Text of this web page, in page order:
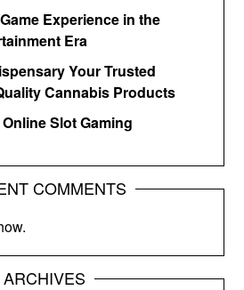
Experience in the
Era
Your Trusted
Cannabis Products
Slot Gaming
COMMENTS
ARCHIVES